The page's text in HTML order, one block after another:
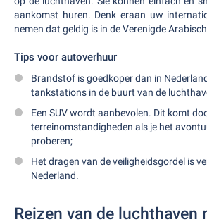
aankomst huren. Denk eraan uw
nemen dat geldig is in de Verenigde
Tips voor autoverhuur
Brandstof is goedkoper dan in
tankstations in de buurt van de
Een SUV wordt aanbevolen. Dit komt
terreinomstandigheden als je het
proberen;
Het dragen van de veiligheidsgordel is
Nederland.
Reizen van de luchthaven